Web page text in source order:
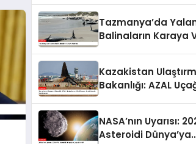
Tazmanya’da
Balinaların Karaya
Kazakistan
Bakanlığı: AZAL
NASA’nın Uyarısı:
Asteroidi Dünya’ya